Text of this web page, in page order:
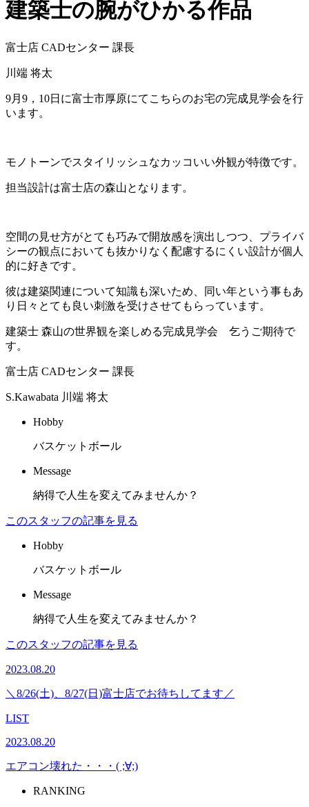
建築士の腕がひかる作品
富士店 CADセンター 課長
川端 将太
9月9，10日に富士市厚原にてこちらのお宅の完成見学会を行
います。
モノトーンでスタイリッシュなカッコいい外観が特徴です。
担当設計は富士店の森山となります。
空間の見せ方がとても巧みで開放感を演出しつつ、プライバ
シーの観点においても抜かりなく配慮するにくい設計が個人
的に好きです。
彼は建築関連について知識も深いため、同い年という事もあ
り日々とても良い刺激を受けさせてもらっています。
建築士 森山の世界観を楽しめる完成見学会 乞うご期待で
す。
富士店 CADセンター 課長
S.Kawabata 川端 将太
Hobby
バスケットボール
Message
納得で人生を変えてみませんか？
このスタッフの記事を見る
Hobby
バスケットボール
Message
納得で人生を変えてみませんか？
このスタッフの記事を見る
2023.08.20
＼8/26(土)、8/27(日)富士店でお待ちしてます／
LIST
2023.08.20
エアコン壊れた・・・( ;∀;)
RANKING